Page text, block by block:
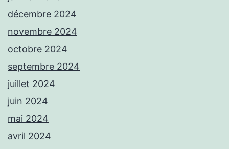
décembre 2024
novembre 2024
octobre 2024
septembre 2024
juillet 2024
juin 2024
mai 2024
avril 2024